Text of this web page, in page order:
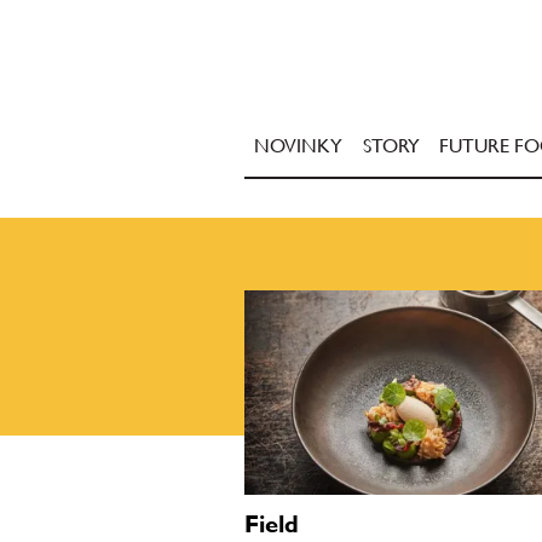
NOVINKY STORY FUTURE
Field